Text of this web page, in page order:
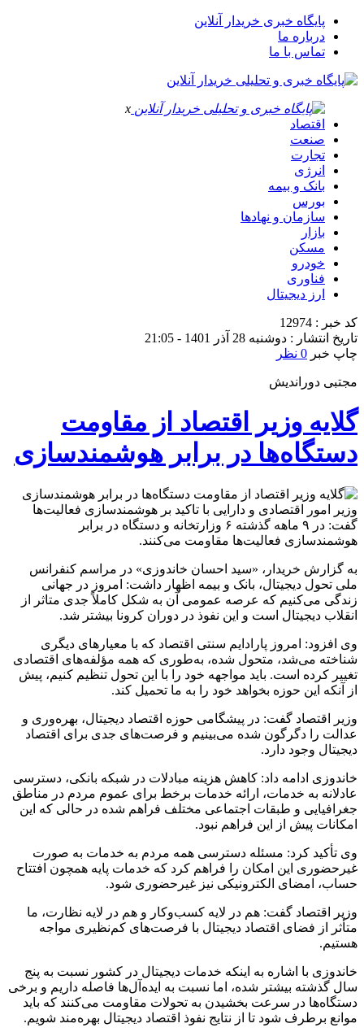
پایگاه خبری خریدار آنلاین
درباره ما
تماس با ما
x
اقتصاد
صنعت
تجارت
انرژی
بانک و بیمه
بورس
سازمان و نهادها
بازار
مسکن
خودرو
فناوری
ارز دیجیتال
کد خبر : 12974
تاریخ انتشار : دوشنبه 28 آذر 1401 - 21:05
چاپ خبر 0 نظر
مجتبی دوراندیش
گلایه وزیر اقتصاد از مقاومت
دستگاه‌ها در برابر هوشمندسازی
وزیر امور اقتصادی و دارایی با تاکید بر هوشمندسازی فعالیت‌ها
گفت: در ۹ ماهه گذشته ۶ وزارتخانه و دستگاه در برابر
هوشمندسازی فعالیت‌ها مقاومت می‌کنند.
به گزارش خریدار، «سید احسان خاندوزی» در مراسم کنفرانس
ملی تحول دیجیتال، بانک و بیمه اظهار داشت: امروز در جهانی
زندگی می‌کنیم که عرصه عمومی آن به شکل کاملاً جدی متاثر از
انقلاب دیجیتال است و این نفوذ در دوران کرونا بیشتر شد.
وی افزود: امروز پارادایم سنتی اقتصاد که با معیارهای دیگری
شناخته می‌شد، متحول شده، به‌طوری که همه مؤلفه‌های اقتصادی
تغییر کرده است. باید مواجهه خود را با این تحول تنظیم کنیم، پیش
از آنکه این حوزه بخواهد خود را به ما تحمیل کند.
وزیر اقتصاد گفت: در پیشگامی حوزه اقتصاد دیجیتال، بهره‌وری و
عدالت را دگرگون شده می‌بینیم و فرصت‌های جدی برای اقتصاد
دیجیتال وجود دارد.
خاندوزی ادامه داد: کاهش هزینه مبادلات در شبکه بانکی، دسترسی
عادلانه به خدمات، ارائه خدمات برخط برای عموم مردم در مناطق
جغرافیایی و طبقات اجتماعی مختلف فراهم شده در حالی که این
امکانات پیش از این فراهم نبود.
وی تأکید کرد: مسئله دسترسی همه مردم به خدمات به صورت
غیرحضوری این امکان را فراهم کرد که خدمات پایه همچون افتتاح
حساب، امضای الکترونیکی نیز غیرحضوری شود.
وزیر اقتصاد گفت: هم در لایه کسب‌وکار و هم در لایه نظارت، ما
متأثر از فضای اقتصاد دیجیتال با فرصت‌های کم‌نظیری مواجه
هستیم.
خاندوزی با اشاره به اینکه خدمات دیجیتال در کشور نسبت به پنج
سال گذشته بیشتر شده، اما نسبت به ایده‌آل‌ها فاصله داریم و برخی
دستگاه‌ها در سرعت بخشیدن به تحولات مقاومت می‌کنند که باید
موانع برطرف شود تا از نتایج نفوذ اقتصاد دیجیتال بهره‌مند شویم.